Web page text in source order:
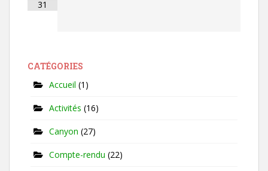
31
CATÉGORIES
Accueil (1)
Activités (16)
Canyon (27)
Compte-rendu (22)